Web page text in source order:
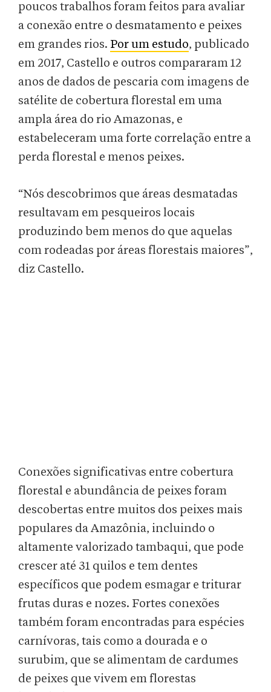
poucos trabalhos foram feitos para avaliar
a conexão entre o desmatamento e peixes
em grandes rios. Por um estudo, publicado
em 2017, Castello e outros compararam 12
anos de dados de pescaria com imagens de
satélite de cobertura florestal em uma
ampla área do rio Amazonas, e
estabeleceram uma forte correlação entre a
perda florestal e menos peixes.
“Nós descobrimos que áreas desmatadas
resultavam em pesqueiros locais
produzindo bem menos do que aquelas
com rodeadas por áreas florestais maiores”,
diz Castello.
Conexões significativas entre cobertura
florestal e abundância de peixes foram
descobertas entre muitos dos peixes mais
populares da Amazônia, incluindo o
altamente valorizado tambaqui, que pode
crescer até 31 quilos e tem dentes
específicos que podem esmagar e triturar
frutas duras e nozes. Fortes conexões
também foram encontradas para espécies
carnívoras, tais como a dourada e o
surubim, que se alimentam de cardumes
de peixes que vivem em florestas